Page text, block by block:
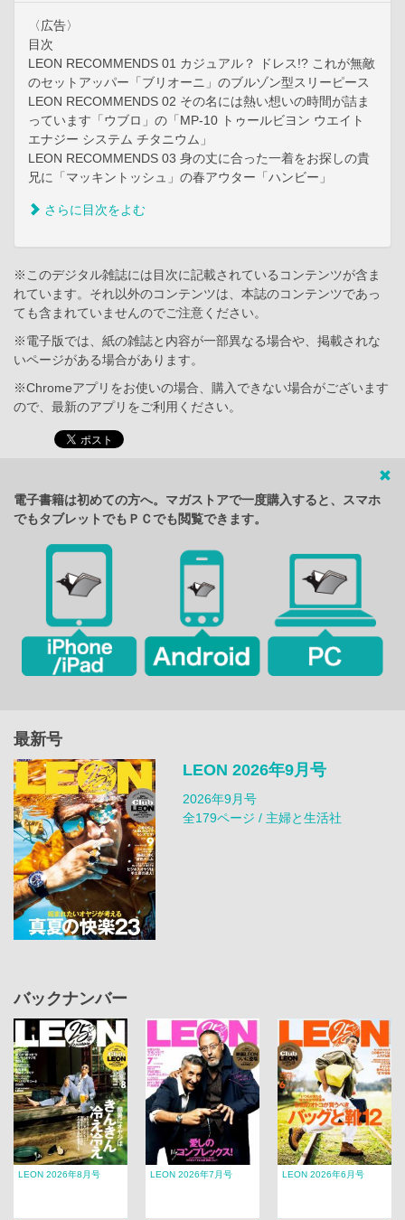
〈広告〉
目次
LEON RECOMMENDS 01 カジュアル？ ドレス!? これが無敵
のセットアッパー「ブリオーニ」のブルゾン型スリーピース
LEON RECOMMENDS 02 その名には熱い想いの時間が詰ま
っています「ウブロ」の「MP-10 トゥールビヨン ウエイト
エナジー システム チタニウム」
LEON RECOMMENDS 03 身の丈に合った一着をお探しの貴
兄に「マッキントッシュ」の春アウター「ハンビー」
さらに目次をよむ
※このデジタル雑誌には目次に記載されているコンテンツが含ま
れています。それ以外のコンテンツは、本誌のコンテンツであっ
ても含まれていませんのでご注意ください。
※電子版では、紙の雑誌と内容が一部異なる場合や、掲載されな
いページがある場合があります。
※Chromeアプリをお使いの場合、購入できない場合がございます
ので、最新のアプリをご利用ください。
電子書籍は初めての方へ。マガストアで一度購入すると、スマホ
でもタブレットでもＰＣでも閲覧できます。
最新号
LEON 2026年9月号
2026年9月号
全179ページ / 主婦と生活社
バックナンバー
LEON 2026年8月号 LEON 2026年7月号 LEON 2026年6月号